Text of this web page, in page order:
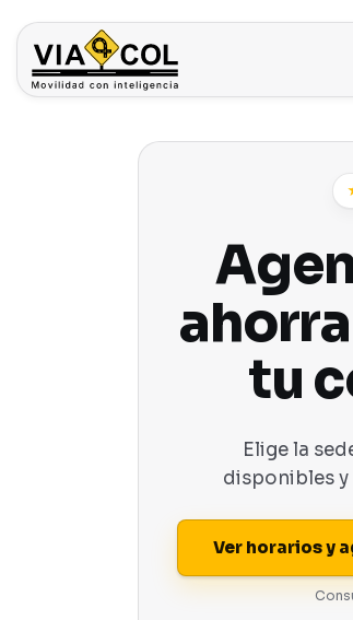
ahorra
tu
Elige la
disponibles y
Ver horarios y